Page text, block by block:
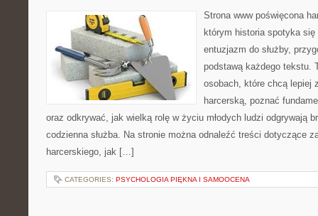
Strona www poświęcona
którym historia spotyka
entuzjazm do służby,
podstawą każdego tekstu.
osobach, które chcą lepiej
harcerską, poznać
oraz odkrywać, jak wielką rolę w życiu młodych ludzi odgrywają
codzienna służba. Na stronie można odnaleźć treści dotyczące
harcerskiego, jak […]
CATEGORIES: PSYCHOLOGIA PIĘKNA I SAMOOCENA